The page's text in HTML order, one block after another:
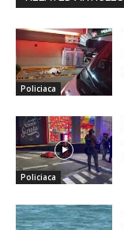
Policiaca
Policiaca